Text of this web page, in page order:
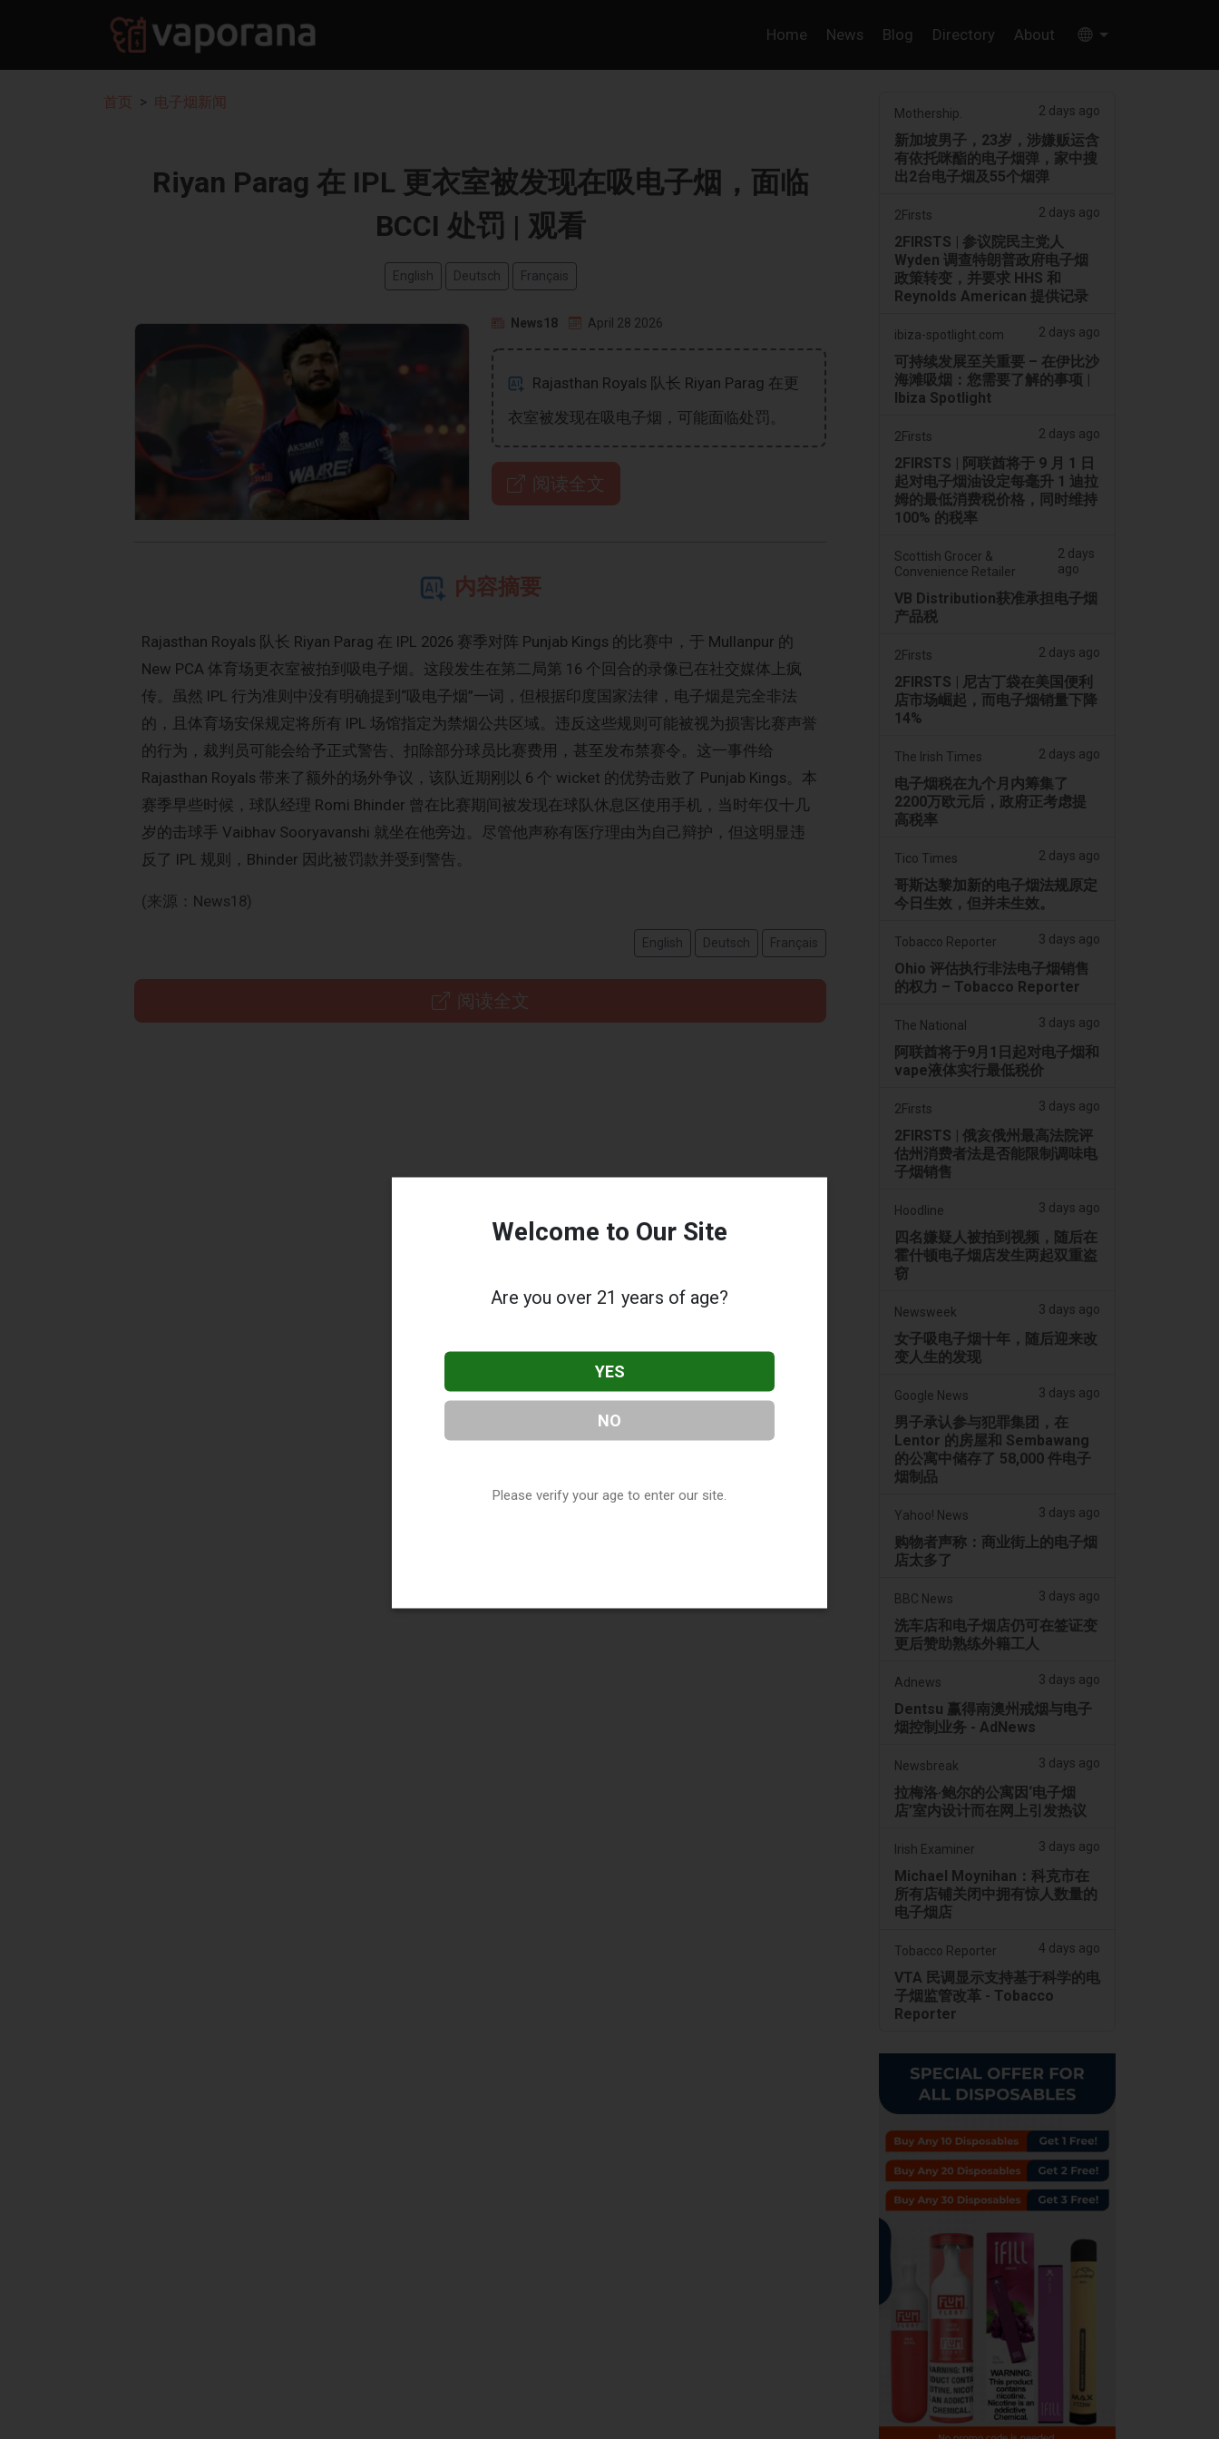
Home News Blog Directory About
首页 电子烟新闻
Riyan Parag 在 IPL 更衣室被发现在吸电子烟，面临
BCCI 处罚 | 观看
English Deutsch Français
News18 April 28 2026
Rajasthan Royals 队长 Riyan Parag 在更
衣室被发现在吸电子烟，可能面临处罚。
阅读全文
内容摘要
Rajasthan Royals 队长 Riyan Parag 在 IPL 2026 赛季对阵 Punjab Kings 的比赛中，于 Mullanpur 的
New PCA 体育场更衣室被拍到吸电子烟。这段发生在第二局第 16 个回合的录像已在社交媒体上疯
传。虽然 IPL 行为准则中没有明确提到“吸电子烟”一词，但根据印度国家法律，电子烟是完全非法
的，且体育场安保规定将所有 IPL 场馆指定为禁烟公共区域。违反这些规则可能被视为损害比赛声誉
的行为，裁判员可能会给予正式警告、扣除部分球员比赛费用，甚至发布禁赛令。这一事件给
Rajasthan Royals 带来了额外的场外争议，该队近期刚以 6 个 wicket 的优势击败了 Punjab Kings。本
赛季早些时候，球队经理 Romi Bhinder 曾在比赛期间被发现在球队休息区使用手机，当时年仅十几
岁的击球手 Vaibhav Sooryavanshi 就坐在他旁边。尽管他声称有医疗理由为自己辩护，但这明显违
反了 IPL 规则，Bhinder 因此被罚款并受到警告。
(来源：News18)
English Deutsch Français
阅读全文
Mothership. 2 days ago
新加坡男子，23岁，涉嫌贩运含
有依托咪酯的电子烟弹，家中搜
出2台电子烟及55个烟弹
2Firsts 2 days ago
2FIRSTS | 参议院民主党人
Wyden 调查特朗普政府电子烟
政策转变，并要求 HHS 和
Reynolds American 提供记录
ibiza-spotlight.com 2 days ago
可持续发展至关重要 – 在伊比沙
海滩吸烟：您需要了解的事项 |
Ibiza Spotlight
2Firsts 2 days ago
2FIRSTS | 阿联酋将于 9 月 1 日
起对电子烟油设定每毫升 1 迪拉
姆的最低消费税价格，同时维持
100% 的税率
Scottish Grocer &
Convenience Retailer
2 days
ago
VB Distribution获准承担电子烟
产品税
2Firsts 2 days ago
2FIRSTS | 尼古丁袋在美国便利
店市场崛起，而电子烟销量下降
14%
The Irish Times 2 days ago
电子烟税在九个月内筹集了
2200万欧元后，政府正考虑提
高税率
Tico Times 2 days ago
哥斯达黎加新的电子烟法规原定
今日生效，但并未生效。
Tobacco Reporter 3 days ago
Ohio 评估执行非法电子烟销售
的权力 – Tobacco Reporter
The National 3 days ago
阿联酋将于9月1日起对电子烟和
vape液体实行最低税价
2Firsts 3 days ago
2FIRSTS | 俄亥俄州最高法院评
估州消费者法是否能限制调味电
子烟销售
Hoodline 3 days ago
四名嫌疑人被拍到视频，随后在
霍什顿电子烟店发生两起双重盗
窃
Newsweek 3 days ago
女子吸电子烟十年，随后迎来改
变人生的发现
Google News 3 days ago
男子承认参与犯罪集团，在
Lentor 的房屋和 Sembawang
的公寓中储存了 58,000 件电子
烟制品
Yahoo! News 3 days ago
购物者声称：商业街上的电子烟
店太多了
BBC News 3 days ago
洗车店和电子烟店仍可在签证变
更后赞助熟练外籍工人
Adnews 3 days ago
Dentsu 赢得南澳州戒烟与电子
烟控制业务 - AdNews
Newsbreak 3 days ago
拉梅洛·鲍尔的公寓因‘电子烟
店’室内设计而在网上引发热议
Irish Examiner 3 days ago
Michael Moynihan：科克市在
所有店铺关闭中拥有惊人数量的
电子烟店
Tobacco Reporter 4 days ago
VTA 民调显示支持基于科学的电
子烟监管改革 - Tobacco
Reporter
Welcome to Our Site
Are you over 21 years of age?
YES
NO
Please verify your age to enter our site.